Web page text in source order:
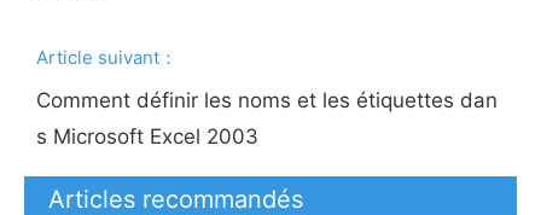
Article suivant：
Comment définir les noms et les étiquettes dan
s Microsoft Excel 2003
Articles recommandés